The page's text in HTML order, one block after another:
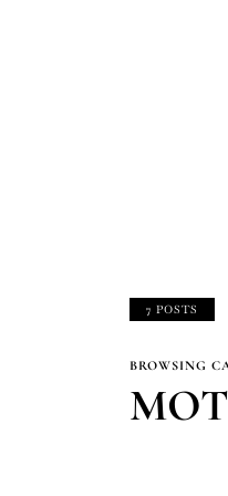
7 POSTS
BROWSING